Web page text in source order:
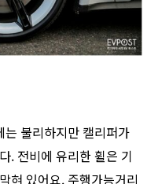
불리하지만 캘리퍼가
. 전비에 유리한 휠은 기
혀 있어요. 주행가능거리